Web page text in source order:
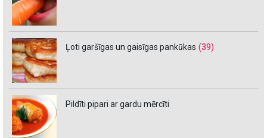
Ļoti garšīgas un gaisīgas pankūkas (39)
Pildīti pipari ar gardu mērcīti